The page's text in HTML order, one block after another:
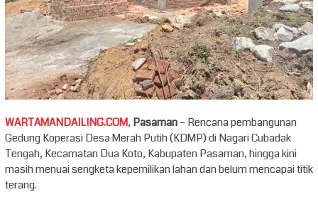
WARTAMANDAILING.COM, Pasaman– Rencana pembangunan
Gedung Koperasi Desa Merah Putih (KDMP) di Nagari Cubadak
Tengah, Kecamatan Dua Koto, Kabupaten Pasaman, hingga kini
masih menuai sengketa kepemilikan lahan dan belum mencapai titik
terang.